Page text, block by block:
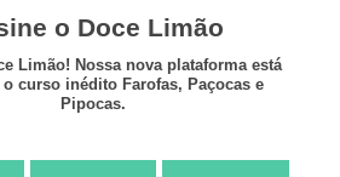
o Doce Limão
Limão! Nossa nova plataforma está
curso inédito Farofas, Paçocas e
Pipocas.